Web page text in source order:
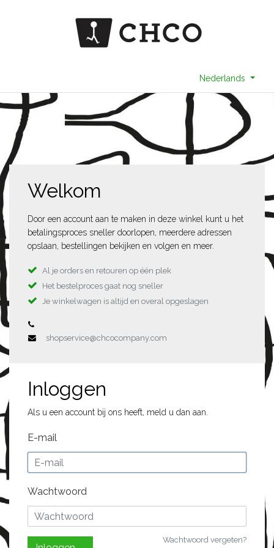
Nederlands
Welkom
Door een account aan te maken in deze winkel kunt u het
betalingsproces sneller doorlopen, meerdere adressen
opslaan, bestellingen bekijken en volgen en meer.
Al je orders en retouren op één plek
Het bestelproces gaat nog sneller
Je winkelwagen is altijd en overal opgeslagen
shopservice@chcocompany.com
Inloggen
Als u een account bij ons heeft, meld u dan aan.
E-mail
Wachtwoord
Wachtwoord vergeten?